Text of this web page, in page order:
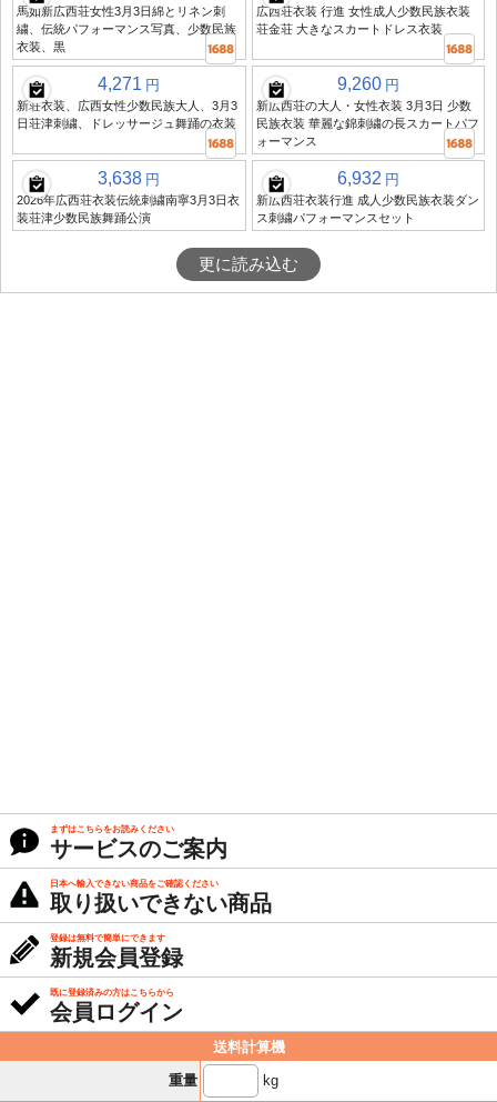
馬如新広西荘女性3月3日綿とリネン刺
繍、伝統パフォーマンス写真、少数民族
衣装、黒
広西荘衣装 行進 女性成人少数民族衣装
荘金荘 大きなスカートドレス衣装
4,271 円
新荘衣装、広西女性少数民族大人、3月3
日荘津刺繍、ドレッサージュ舞踊の衣装
9,260 円
新広西荘の大人・女性衣装 3月3日 少数
民族衣装 華麗な錦刺繍の長スカートパフ
ォーマンス
3,638 円
2026年広西荘衣装伝統刺繍南寧3月3日衣
装荘津少数民族舞踊公演
6,932 円
新広西荘衣装行進 成人少数民族衣装ダン
ス刺繍パフォーマンスセット
更に読み込む
まずはこちらをお読みください
サービスのご案内
日本へ輸入できない商品をご確認ください
取り扱いできない商品
登録は無料で簡単にできます
新規会員登録
既に登録済みの方はこちらから
会員ログイン
送料計算機
重量
kg